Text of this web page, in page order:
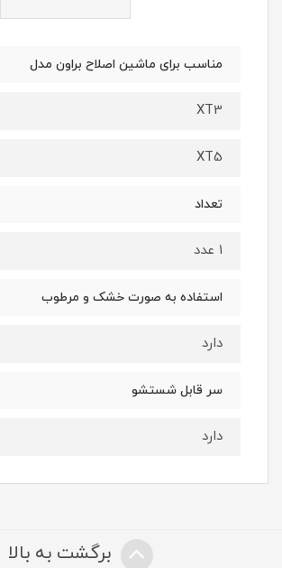
مناسب برای ماشین اصلاح براون مدل
XT3
XT5
تعداد
1 عدد
استفاده به صورت خشک و مرطوب
دارد
سر قابل شستشو
دارد
برگشت به بالا